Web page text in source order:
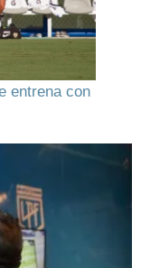
entrena con